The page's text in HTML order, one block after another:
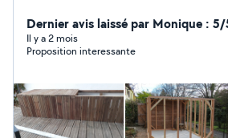
cabanons, jardinières. J'effectue
de bricolage courants et également
Dernier avis laissé par Monique : 5/
Il y a 2 mois
Proposition interessante